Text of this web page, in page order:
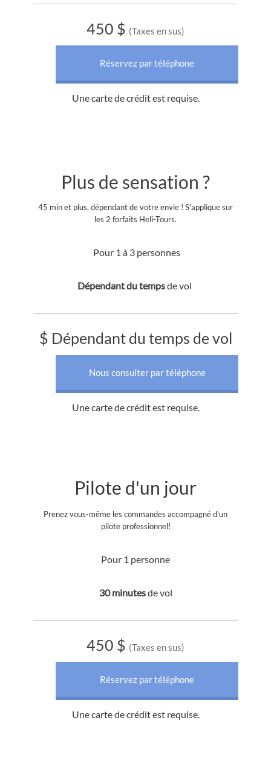
450 $ (Taxes en sus)
Réservez par téléphone
Une carte de crédit est requise.
Plus de sensation ?
45 min et plus, dépendant de votre envie ! S'applique sur
les 2 forfaits Heli-Tours.
Pour 1 à 3 personnes
Dépendant du tempsde vol
$ Dépendant du temps de vol
Nous consulter par téléphone
Une carte de crédit est requise.
Pilote d'un jour
Prenez vous-même les commandes accompagné d'un
pilote professionnel!
Pour 1 personne
30 minutesde vol
450 $ (Taxes en sus)
Réservez par téléphone
Une carte de crédit est requise.